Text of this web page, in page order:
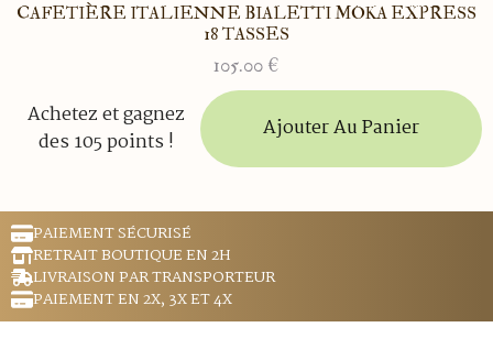
CAFETIÈRE ITALIENNE BIALETTI MOKA EXPRESS
18 TASSES
105.00 €
Achetez et gagnez
des 105 points !
Ajouter Au Panier
PAIEMENT SÉCURISÉ
RETRAIT BOUTIQUE EN 2H
LIVRAISON PAR TRANSPORTEUR
PAIEMENT EN 2X, 3X ET 4X